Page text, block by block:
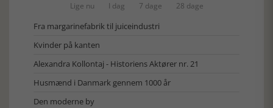
Lige nu I dag 7 dage 28 dage
Fra margarinefabrik til juiceindustri
Kvinder på kanten
Alexandra Kollontaj - Historiens Aktører nr. 21
Husmænd i Danmark gennem 1000 år
Den moderne by